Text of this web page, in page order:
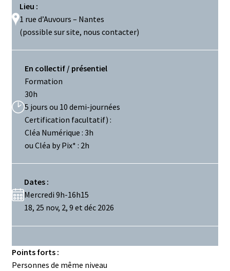
Lieu :
1 rue d’Auvours – Nantes
(possible sur site, nous contacter)
En collectif / présentiel
Formation
30h
5 jours ou 10 demi-journées
Certification facultatif) :
Cléa Numérique : 3h
ou Cléa by Pix* : 2h
Dates :
Mercredi 9h-16h15
18, 25 nov, 2, 9 et déc 2026
Points forts :
Personnes de même niveau